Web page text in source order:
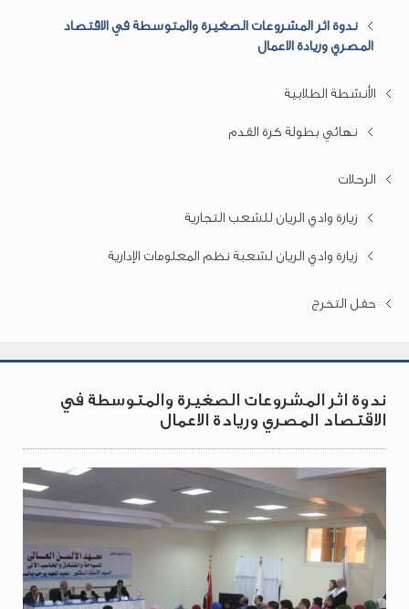
ندوة اثر المشروعات الصغيرة والمتوسطة في الاقتصاد
المصري وريادة الاعمال
الأنشطة الطلابية
نهائي بطولة كرة القدم
الرحلات
زيارة وادي الريان للشعب التجارية
زيارة وادي الريان لشعبة نظم المعلومات الإدارية
حفل التخرج
ندوة اثر المشروعات الصغيرة والمتوسطة في
الاقتصاد المصري وريادة الاعمال